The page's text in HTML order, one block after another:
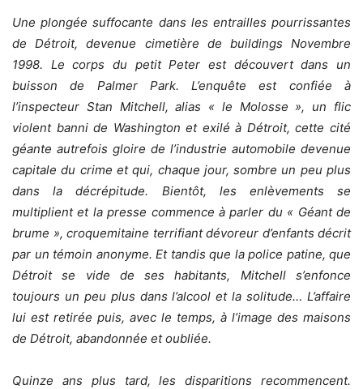
Une plongée suffocante dans les entrailles pourrissantes
de Détroit, devenue cimetière de buildings Novembre
1998. Le corps du petit Peter est découvert dans un
buisson de Palmer Park. L’enquête est confiée à
l’inspecteur Stan Mitchell, alias « le Molosse », un flic
violent banni de Washington et exilé à Détroit, cette cité
géante autrefois gloire de l’industrie automobile devenue
capitale du crime et qui, chaque jour, sombre un peu plus
dans la décrépitude. Bientôt, les enlèvements se
multiplient et la presse commence à parler du « Géant de
brume », croquemitaine terrifiant dévoreur d’enfants décrit
par un témoin anonyme. Et tandis que la police patine, que
Détroit se vide de ses habitants, Mitchell s’enfonce
toujours un peu plus dans l’alcool et la solitude… L’affaire
lui est retirée puis, avec le temps, à l’image des maisons
de Détroit, abandonnée et oubliée.
Quinze ans plus tard, les disparitions recommencent.